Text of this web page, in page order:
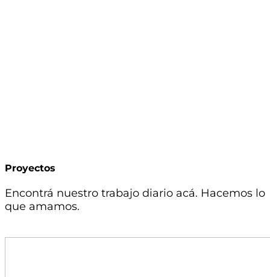
Proyectos
Encontrá nuestro trabajo diario acá. Hacemos lo
que amamos.